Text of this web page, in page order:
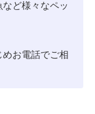
ど様々なペッ
お電話でご相